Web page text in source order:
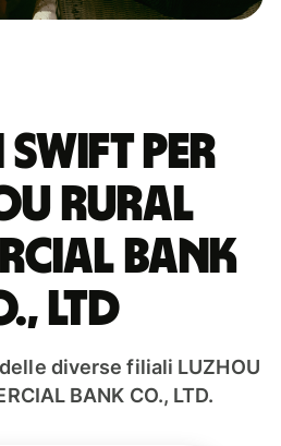
Swift per
RURAL
BANK
LTD
diverse filiali LUZHOU
BANK CO., LTD.